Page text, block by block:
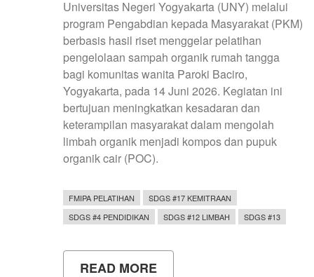
Universitas Negeri Yogyakarta (UNY) melalui
program Pengabdian kepada Masyarakat (PKM)
berbasis hasil riset menggelar pelatihan
pengelolaan sampah organik rumah tangga
bagi komunitas wanita Paroki Baciro,
Yogyakarta, pada 14 Juni 2026. Kegiatan ini
bertujuan meningkatkan kesadaran dan
keterampilan masyarakat dalam mengolah
limbah organik menjadi kompos dan pupuk
organik cair (POC).
FMIPA PELATIHAN
SDGS #17 KEMITRAAN
SDGS #4 PENDIDIKAN
SDGS #12 LIMBAH SDGS #13
READ MORE